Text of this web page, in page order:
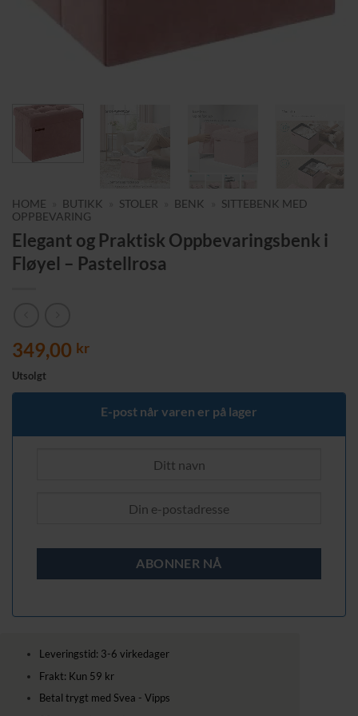
HOME BUTIKK STOLER BENK
SITTEBENK MED
OPPBEVARING
Elegant og Praktisk Oppbevaringsbenk i
Fløyel – Pastellrosa
349,00 kr
Utsolgt
E-post når varen er på lager
Leveringstid: 3-6 virkedager
Frakt: Kun 59 kr
Betal trygt med Svea - Vipps